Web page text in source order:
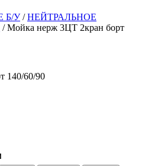
Б/У/НЕЙТРАЛЬНОЕ
/ Мойка нерж 3ЦТ 2кран борт
140/60/90